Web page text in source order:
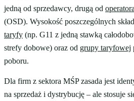
jedną od sprzedawcy, drugą od
(OSD). Wysokość poszczególnych
taryfy (np. G11 z jedną stawką
strefy dobowe) oraz od grupy taryfowej
poboru.
Dla firm z sektora MŚP zasada jest
na sprzedaż i dystrybucję – ale stosuje